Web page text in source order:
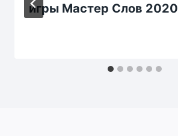
игры Мастер Слов 2020